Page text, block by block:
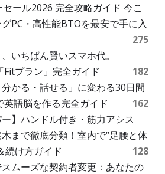
ール2026 完全攻略ガイド 今こ
PC・高性能BTOを最安で手に入
275
いちばん賢いスマホ代。
プラン」完全ガイド
182
かる・話せる」に変わる30日間
語脳を作る完全ガイド
162
ー】ハンドル付き・筋力アシス
まで徹底分類！室内で“足腰と体
続け方ガイド
128
ムーズな契約者変更：あなたの